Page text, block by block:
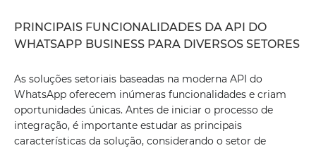
PRINCIPAIS FUNCIONALIDADES DA API DO
WHATSAPP BUSINESS PARA DIVERSOS SETORES
As soluções setoriais baseadas na moderna API do
WhatsApp oferecem inúmeras funcionalidades e criam
oportunidades únicas. Antes de iniciar o processo de
integração, é importante estudar as principais
características da solução, considerando o setor de